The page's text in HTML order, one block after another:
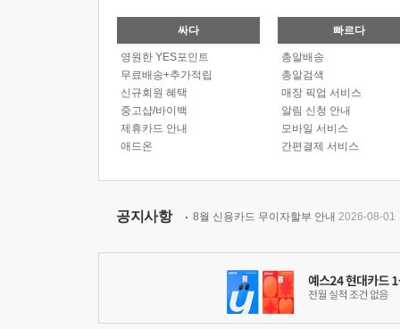
싸다
영원한 YES포인트
무료배송+추가적립
신규회원 혜택
중고샵/바이백
제휴카드 안내
애드온
빠르다
총알배송
총알검색
매장 픽업 서비스
알림 신청 안내
모바일 서비스
간편결제 서비스
공지사항 8월 신용카드 무이자할부 안내 2026-08-01